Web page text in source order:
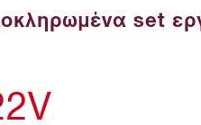
set